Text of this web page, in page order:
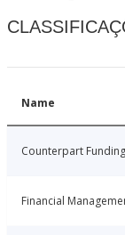
Name
Counterpart Funding
Financial